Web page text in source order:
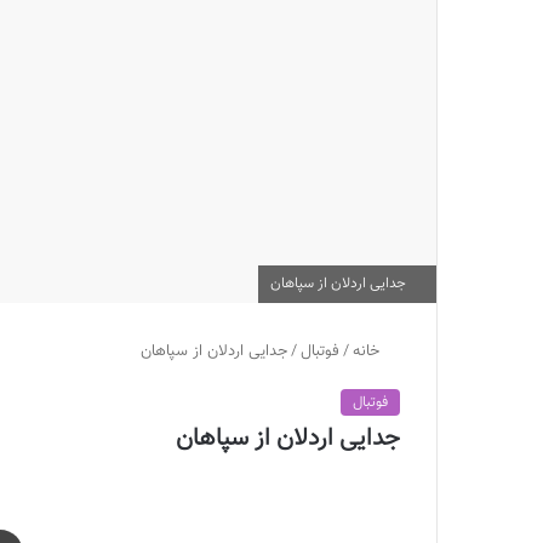
جدايی اردلان از سپاهان
خانه/ فوتبال/جدايی اردلان از سپاهان
فوتبال
جدايی اردلان از سپاهان